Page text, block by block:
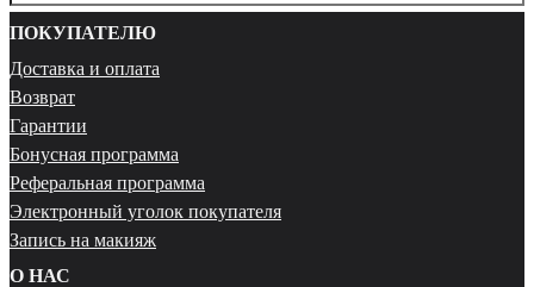
ПОКУПАТЕЛЮ
Доставка и оплата
Возврат
Гарантии
Бонусная программа
Реферальная программа
Электронный уголок покупателя
Запись на макияж
О НАС